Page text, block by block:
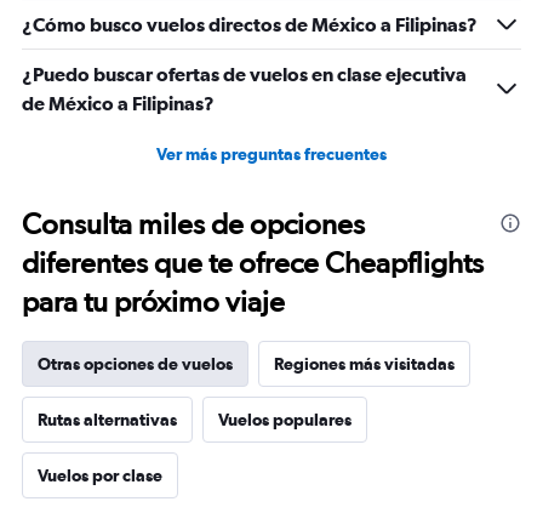
3600.
¿Cómo busco vuelos directos de México a Filipinas?
¿Puedo buscar ofertas de vuelos en clase ejecutiva
de México a Filipinas?
Ver más preguntas frecuentes
Consulta miles de opciones
diferentes que te ofrece Cheapflights
para tu próximo viaje
Otras opciones de vuelos Regiones más visitadas
Rutas alternativas Vuelos populares
Vuelos por clase